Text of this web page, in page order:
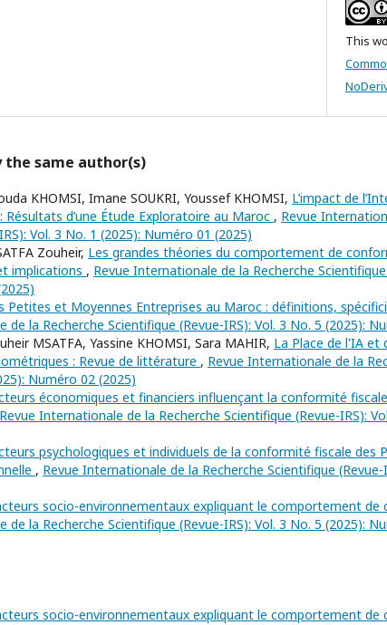
This
same author(s)
KHOMSI, Imane SOUKRI, Youssef KHOMSI, L’impact de
d’une Étude Exploratoire au Maroc , Revue
Vol. 3 No. 1 (2025): Numéro 01 (2025)
Zouheir, Les grandes théories du comportement de
implications , Revue Internationale de la Recherche
Petites et Moyennes Entreprises au Maroc : définitions,
de la Recherche Scientifique (Revue-IRS): Vol. 3 No. 5 (2025):
MSATFA, Yassine KHOMSI, Sara MAHIR, La Place de l'IA et
: Revue de littérature , Revue Internationale de la
Numéro 02 (2025)
économiques et financiers influençant la conformité
Revue Internationale de la Recherche Scientifique (Revue-IRS):
psychologiques et individuels de la conformité fiscale des
, Revue Internationale de la Recherche Scientifique (Revue-
socio-environnementaux expliquant le comportement de
de la Recherche Scientifique (Revue-IRS): Vol. 3 No. 5 (2025):
socio-environnementaux expliquant le comportement de